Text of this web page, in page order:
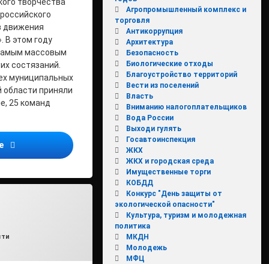
групп граждан
движения
В этом году
массовым
состязаний.
муниципальных
области приняли
25 команд
«Безопасное колесо — 2017»
Агропромышленный комплекс и
торговля
Антикоррупция
Архитектура
Безопасность
Биологические отходы
Благоустройство территорий
Вести из поселений
Власть
Вниманию налогоплательщиков
Вода России
Выходи гулять
Госавтоинспекция
ЖКХ
ЖКХ и городская среда
Имущественные торги
КОБДД
Конкурс "День защиты от
экологической опасности"
Культура, туризм и молодежная
политика
МКДН
Молодежь
МФЦ